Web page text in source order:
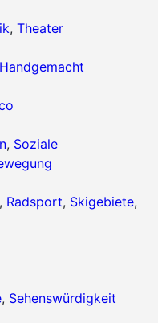
, Theater
Handgemacht
, Soziale
, Radsport, Skigebiete,
, Sehenswürdigkeit